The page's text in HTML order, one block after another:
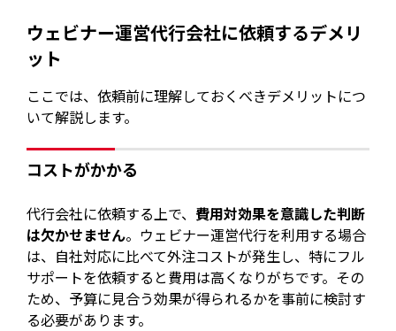
ウェビナー運営代行会社に依頼するデメリ
ット
ここでは、依頼前に理解しておくべきデメリットにつ
いて解説します。
コストがかかる
代行会社に依頼する上で、費用対効果を意識した判断
は欠かせません。ウェビナー運営代行を利用する場合
は、自社対応に比べて外注コストが発生し、特にフル
サポートを依頼すると費用は高くなりがちです。その
ため、予算に見合う効果が得られるかを事前に検討す
る必要があります。